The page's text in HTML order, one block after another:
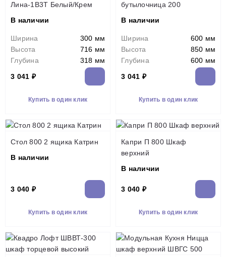
Лина-1В3Т Белый/Крем
В наличии
Ширина
300 мм
Высота
716 мм
Глубина
318 мм
3 041 ₽
Купить в один клик
бутылочница 200
В наличии
Ширина
600 мм
Высота
850 мм
Глубина
600 мм
3 041 ₽
Купить в один клик
Стол 800 2 ящика Катрин
В наличии
3 040 ₽
Купить в один клик
Капри П 800 Шкаф
верхний
В наличии
3 040 ₽
Купить в один клик